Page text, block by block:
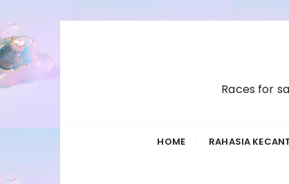
c
Races for
HOME RAHASIA